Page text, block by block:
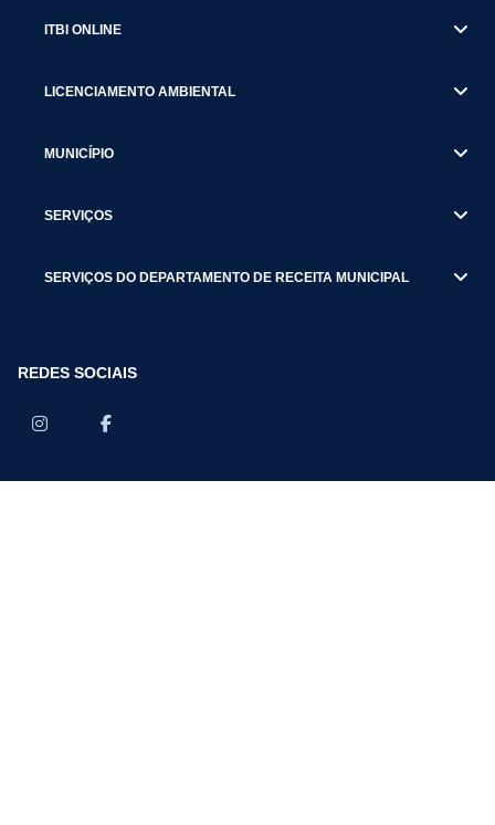
ITBI ONLINE
LICENCIAMENTO AMBIENTAL
MUNICÍPIO
SERVIÇOS
SERVIÇOS DO DEPARTAMENTO DE RECEITA MUNICIPAL
REDES SOCIAIS